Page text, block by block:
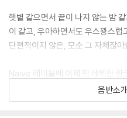
햇볕 같으면서 끝이 나지 않는 밤
이 같고, 우아하면서도 우스꽝스
단편적이지 않은, 모순 그 자체잖
Naive 레이블에 이제 막 데뷔한 한
수함을 바탕으로 18개의 피아노
고 익살스러운 오페라 부파를 떠
음반소